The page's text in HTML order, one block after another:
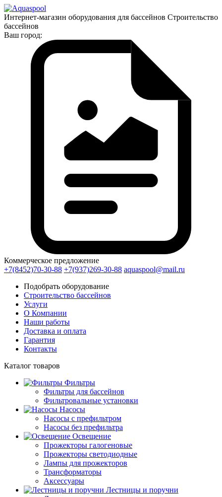
Интернет-магазин оборудования для бассейнов Строительство
бассейнов
Ваш город:
Коммерческое предложение
+7(8452)70-30-88 +7(937)269-30-88 aquaspool@mail.ru
Подобрать оборудование
Строительство бассейнов
Услуги
О Компании
Наши работы
Доставка и оплата
Гарантия
Контакты
Каталог товаров
Фильтры
Фильтры для бассейнов
Фильтровальные установки
Насосы
Насосы с префильтром
Насосы без префильтра
Освещение
Прожекторы галогеновые
Прожекторы светодиодные
Лампы для прожекторов
Трансформаторы
Аксессуары
Лестницы и поручни